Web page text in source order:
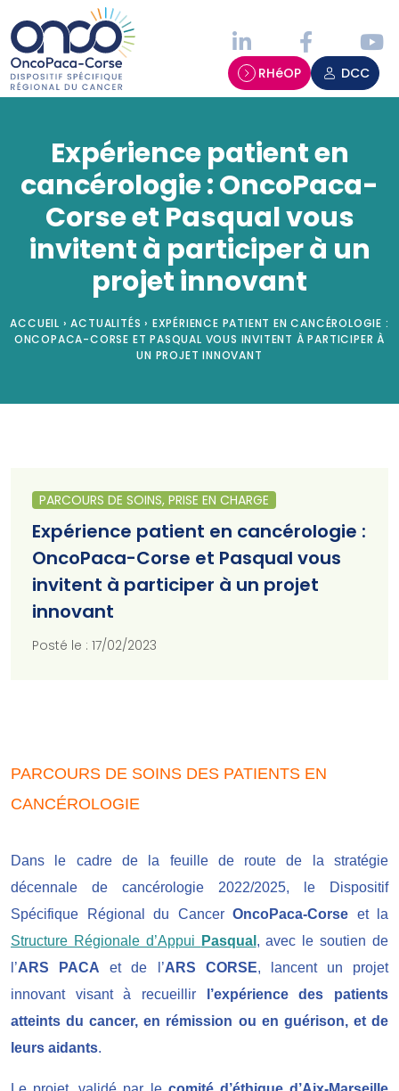
RHéOP DCC
Expérience patient en
cancérologie : OncoPaca-
Corse et Pasqual vous
invitent à participer à un
projet innovant
ACCUEIL › ACTUALITÉS › EXPÉRIENCE PATIENT EN CANCÉROLOGIE :
ONCOPACA-CORSE ET PASQUAL VOUS INVITENT À PARTICIPER À
UN PROJET INNOVANT
PARCOURS DE SOINS, PRISE EN CHARGE
Expérience patient en cancérologie :
OncoPaca-Corse et Pasqual vous
invitent à participer à un projet
innovant
Posté le : 17/02/2023
PARCOURS DE SOINS DES PATIENTS EN
CANCÉROLOGIE
Dans le cadre de la feuille de route de la stratégie
décennale de cancérologie 2022/2025, le Dispositif
Spécifique Régional du Cancer OncoPaca-Corse et la
Structure Régionale d’Appui
Pasqual , avec le soutien de
l’ARS PACAet de l’ARS CORSE, lancent un projet
innovant visant à recueillir
l’expérience des patients
atteints du cancer, en rémission ou en guérison, et de
leurs aidants.
Panneau de gestion des cookies